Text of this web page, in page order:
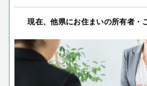
現在、他県にお住まいの所有者・